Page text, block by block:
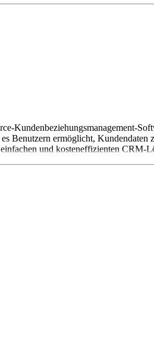
Kundenbeziehungsmanagement-
Benutzern ermöglicht,
und kosteneffizienten CRM-